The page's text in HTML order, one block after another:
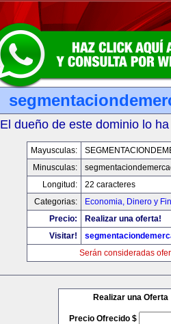
El dueño de este dominio lo
Mayusculas:
Minusculas:
Longitud:
22 caracteres
Categorias:
Economia, Dinero y
Precio:
Realizar una oferta!
Visitar!
Serán consideradas
Realizar una Oferta
Precio Ofrecido $